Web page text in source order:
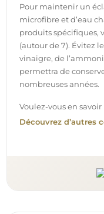
Nous offrons un
permet de recevoir
Pour un supplément
un service de
le colis directement
dimensions allant
demandé une petite
Si vous ne choisissez